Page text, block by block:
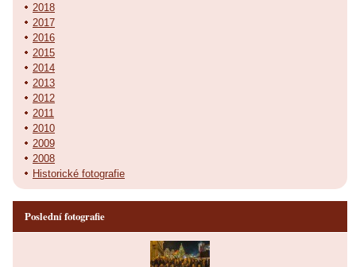
2018
2017
2016
2015
2014
2013
2012
2011
2010
2009
2008
Historické fotografie
Poslední fotografie